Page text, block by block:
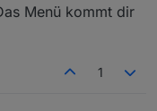
Menü kommt dir
1